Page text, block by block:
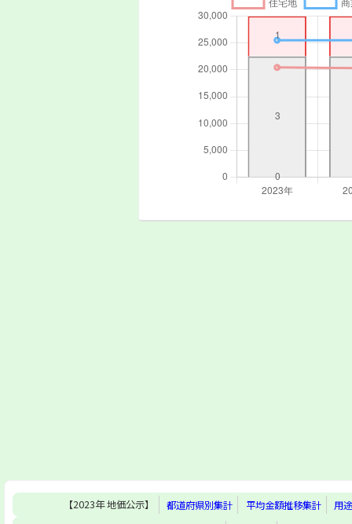
【2023年 地価公示】 都道府県別集計 平均金額推移集計
用